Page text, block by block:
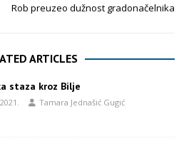
Rob preuzeo dužnost gradonačelnika
ARTICLES
staza kroz Bilje
Tamara Jednašić Gugić